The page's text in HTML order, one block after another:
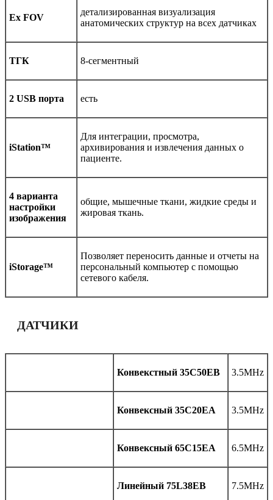
Ex FOV
детализированная визуализация
анатомических структур на всех датчиках
ТГК 8-сегментный
2 USB порта есть
iStation™
Для интеграции, просмотра,
архивирования и извлечения данных о
пациенте.
4 варианта
настройки
изображения
общие, мышечные ткани, жидкие среды и
жировая ткань.
iStorage™
Позволяет переносить данные и отчеты на
персональный компьютер с помощью
сетевого кабеля.
ДАТЧИКИ
Конвекстный 35C50EB 3.5MHz
Конвексный 35C20EA 3.5MHz
Конвексный 65C15EA 6.5MHz
Линейный 75L38EB 7.5MHz